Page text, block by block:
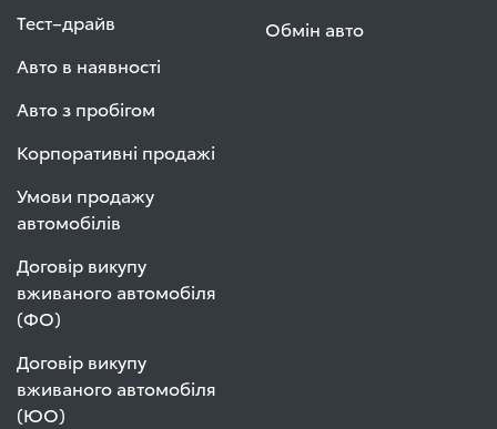
Тест–драйв
Авто в наявності
Авто з пробігом
Корпоративні продажі
Умови продажу
автомобілів
Договір викупу
вживаного автомобіля
(ФО)
Договір викупу
вживаного автомобіля
(ЮО)
Обмін авто